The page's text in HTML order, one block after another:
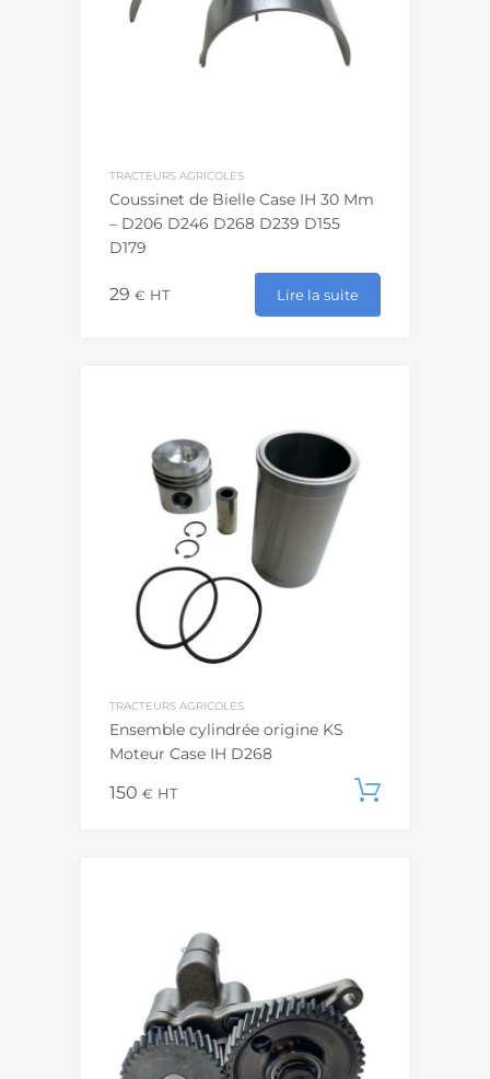
TRACTEURS AGRICOLES
Coussinet de Bielle Case IH 30 Mm
– D206 D246 D268 D239 D155
D179
29 € HT Lire la suite
TRACTEURS AGRICOLES
Ensemble cylindrée origine KS
Moteur Case IH D268
150 € HT